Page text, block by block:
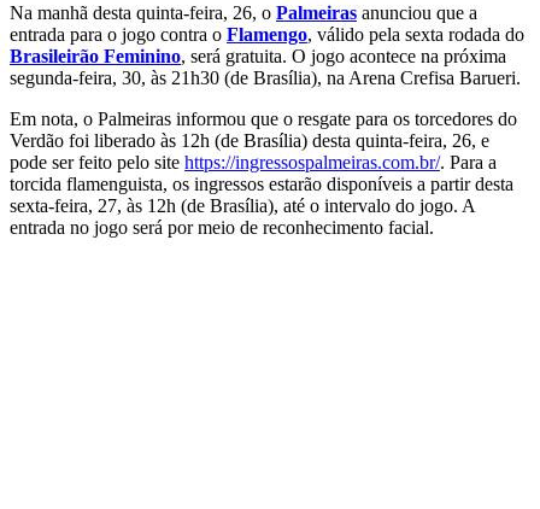
Na manhã desta quinta-feira, 26, o Palmeiras anunciou que a
entrada para o jogo contra o Flamengo, válido pela sexta rodada do
Brasileirão Feminino, será gratuita. O jogo acontece na próxima
segunda-feira, 30, às 21h30 (de Brasília), na Arena Crefisa Barueri.
Em nota, o Palmeiras informou que o resgate para os torcedores do
Verdão foi liberado às 12h (de Brasília) desta quinta-feira, 26, e
pode ser feito pelo site https://ingressospalmeiras.com.br/. Para a
torcida flamenguista, os ingressos estarão disponíveis a partir desta
sexta-feira, 27, às 12h (de Brasília), até o intervalo do jogo. A
entrada no jogo será por meio de reconhecimento facial.